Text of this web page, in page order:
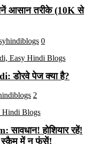
आसान तरीके (10K से
0
डोरवे पेज क्या है?
2
होशियार रहें!
स्कैम में न फंसें!